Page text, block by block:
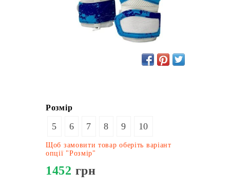
Розмір
5 6 7 8 9 10
Щоб замовити товар оберіть варіант
опції "Розмір"
1452 грн